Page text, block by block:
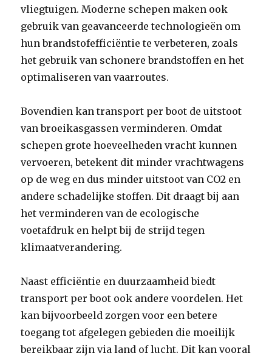
vliegtuigen. Moderne schepen maken ook
gebruik van geavanceerde technologieën om
hun brandstofefficiëntie te verbeteren, zoals
het gebruik van schonere brandstoffen en het
optimaliseren van vaarroutes.
Bovendien kan transport per boot de uitstoot
van broeikasgassen verminderen. Omdat
schepen grote hoeveelheden vracht kunnen
vervoeren, betekent dit minder vrachtwagens
op de weg en dus minder uitstoot van CO2 en
andere schadelijke stoffen. Dit draagt bij aan
het verminderen van de ecologische
voetafdruk en helpt bij de strijd tegen
klimaatverandering.
Naast efficiëntie en duurzaamheid biedt
transport per boot ook andere voordelen. Het
kan bijvoorbeeld zorgen voor een betere
toegang tot afgelegen gebieden die moeilijk
bereikbaar zijn via land of lucht. Dit kan vooral